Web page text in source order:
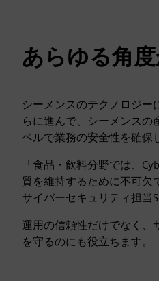
あらゆる角
シーメンスのテクノロジー
らに進んで、シーメンス
ベルで業務の安全性を確保
「食品・飲料分野では、
質を維持するために不可欠
サイバーセキュリティ担当
運用の信頼性だけでなく、
を守るのにも役立ちます。